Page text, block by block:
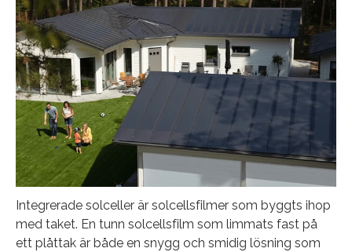
Integrerade solceller är solcellsfilmer som byggts ihop
med taket. En tunn solcellsfilm som limmats fast på
ett plåttak är både en snygg och smidig lösning som